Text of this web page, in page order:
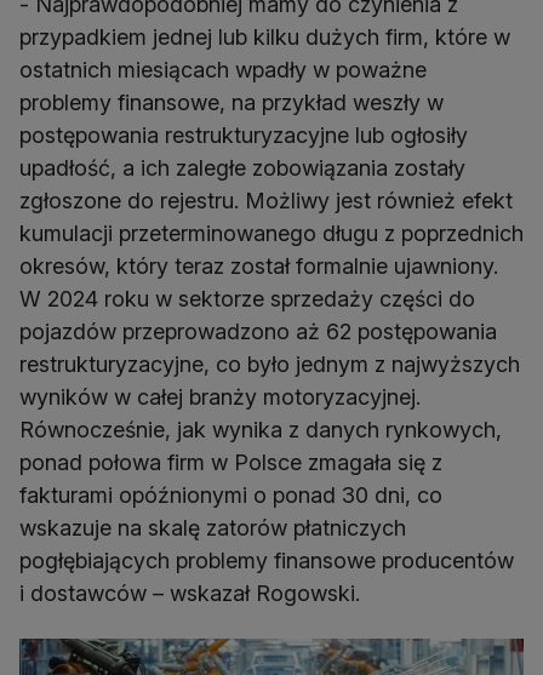
przypadkiem jednej lub kilku dużych firm, które w
ostatnich miesiącach wpadły w poważne
problemy finansowe, na przykład weszły w
postępowania restrukturyzacyjne lub ogłosiły
upadłość, a ich zaległe zobowiązania zostały
zgłoszone do rejestru. Możliwy jest również efekt
kumulacji przeterminowanego długu z poprzednich
okresów, który teraz został formalnie ujawniony.
W 2024 roku w sektorze sprzedaży części do
pojazdów przeprowadzono aż 62 postępowania
restrukturyzacyjne, co było jednym z najwyższych
wyników w całej branży motoryzacyjnej.
Równocześnie, jak wynika z danych rynkowych,
ponad połowa firm w Polsce zmagała się z
fakturami opóźnionymi o ponad 30 dni, co
wskazuje na skalę zatorów płatniczych
pogłębiających problemy finansowe producentów
i dostawców – wskazał Rogowski.